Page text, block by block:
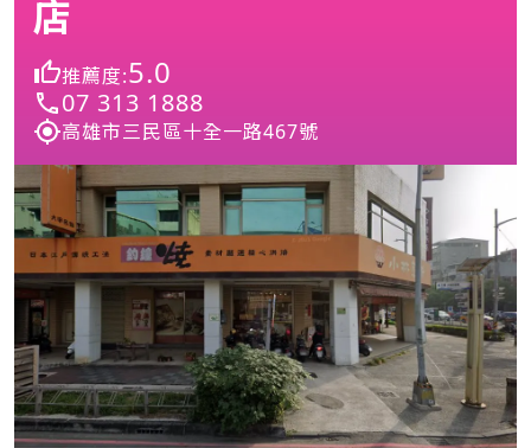
店
推薦度:5.0
07 313 1888
高雄市三民區十全一路467號